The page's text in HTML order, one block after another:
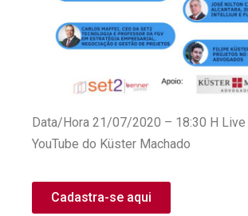
Data/Hora 21/07/2020 – 18:30 H Live
YouTube do Küster Machado
Cadastra-se aqui